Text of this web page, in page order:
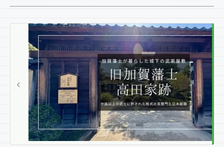
‹
P
R
E
V
O
U
S
旧
加
賀